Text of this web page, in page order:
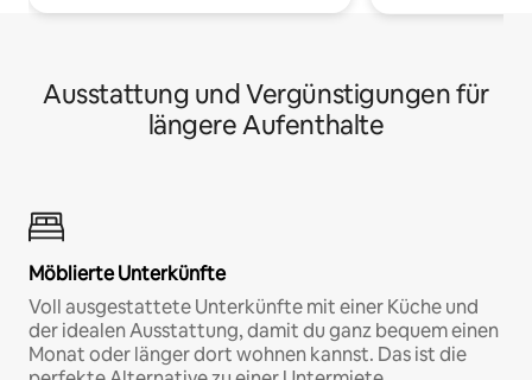
Ausstattung und Vergünstigungen für
längere Aufenthalte
Möblierte Unterkünfte
Voll ausgestattete Unterkünfte mit einer Küche und
der idealen Ausstattung, damit du ganz bequem einen
Monat oder länger dort wohnen kannst. Das ist die